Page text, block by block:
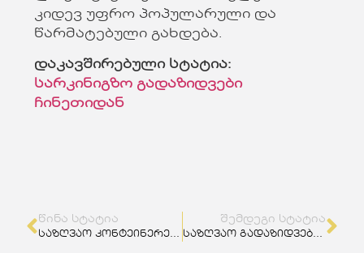
კიდევ უფრო პოპულარული და
წარმატებული გახდება.
დაკავშირებული სტატია:
სარკინიგზო გადაზიდვები
ჩინეთიდან
ᲬᲘᲜᲐ ᲡᲢᲐᲢᲘᲐ
საზღვაო კონტეინერების ისტორია
ᲨᲔᲛᲓᲔᲒᲘ ᲡᲢᲐᲢᲘᲐ
საზღვაო გადაზიდვები ძველ რომში